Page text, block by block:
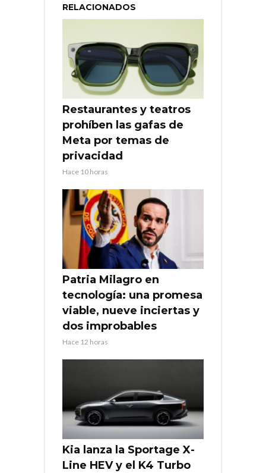
RELACIONADOS
Restaurantes y teatros
prohíben las gafas de
Meta por temas de
privacidad
Hace 10 horas
Patria Milagro en
tecnología: una promesa
viable, nueve inciertas y
dos improbables
Hace 12 horas
Kia lanza la Sportage X-
Line HEV y el K4 Turbo